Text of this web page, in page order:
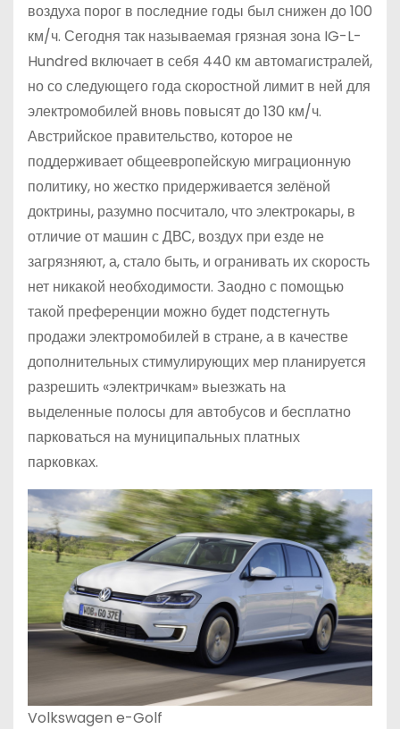
воздуха порог в последние годы был снижен до 100
км/ч. Сегодня так называемая грязная зона IG-L-
Hundred включает в себя 440 км автомагистралей,
но со следующего года скоростной лимит в ней для
электромобилей вновь повысят до 130 км/ч.
Австрийское правительство, которое не
поддерживает общеевропейскую миграционную
политику, но жестко придерживается зелёной
доктрины, разумно посчитало, что электрокары, в
отличие от машин с ДВС, воздух при езде не
загрязняют, а, стало быть, и огранивать их скорость
нет никакой необходимости. Заодно с помощью
такой преференции можно будет подстегнуть
продажи электромобилей в стране, а в качестве
дополнительных стимулирующих мер планируется
разрешить «электричкам» выезжать на
выделенные полосы для автобусов и бесплатно
парковаться на муниципальных платных
парковках.
Volkswagen e-Golf